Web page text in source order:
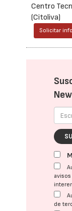
Centro
(Citoliva)
Solicitar
de